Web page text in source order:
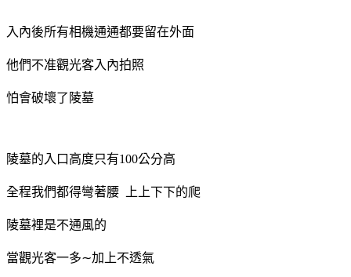
入內後所有相機通通都要留在外面
他們不准觀光客入內拍照
怕會破壞了陵墓
陵墓的入口高度只有100公分高
全程我們都得彎著腰 上上下下的爬
陵墓裡是不通風的
當觀光客一多∼加上不透氣